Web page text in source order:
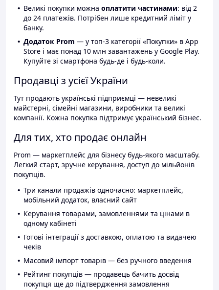
Великі покупки можна оплатити частинами: від 2
до 24 платежів. Потрібен лише кредитний ліміт у
банку.
Додаток Prom — у топ-3 категорії «Покупки» в App
Store і має понад 10 млн завантажень у Google Play.
Купуйте зі смартфона будь-де і будь-коли.
Продавці з усієї України
Тут продають українські підприємці — невеликі
майстерні, сімейні магазини, виробники та великі
компанії. Кожна покупка підтримує український бізнес.
Для тих, хто продає онлайн
Prom — маркетплейс для бізнесу будь-якого масштабу.
Легкий старт, зручне керування, доступ до мільйонів
покупців.
Три канали продажів одночасно: маркетплейс,
мобільний додаток, власний сайт
Керування товарами, замовленнями та цінами в
одному кабінеті
Готові інтеграції з доставкою, оплатою та видачею
чеків
Масовий імпорт товарів — без ручного введення
Рейтинг покупців — продавець бачить досвід
покупця ще до підтвердження замовлення